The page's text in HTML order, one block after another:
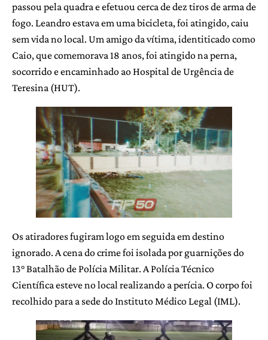
passou pela quadra e efetuou cerca de dez tiros de arma de
fogo. Leandro estava em uma bicicleta, foi atingido, caiu
sem vida no local. Um amigo da vítima, identiticado como
Caio, que comemorava 18 anos, foi atingido na perna,
socorrido e encaminhado ao Hospital de Urgência de
Teresina (HUT).
Os atiradores fugiram logo em seguida em destino
ignorado. A cena do crime foi isolada por guarnições do
13° Batalhão de Polícia Militar. A Polícia Técnico
Científica esteve no local realizando a perícia. O corpo foi
recolhido para a sede do Instituto Médico Legal (IML).